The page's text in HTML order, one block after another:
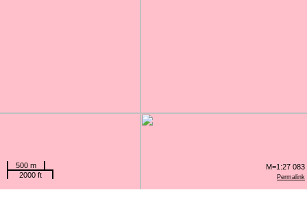
Permalink
500 m
2000 ft
M=1:27 083